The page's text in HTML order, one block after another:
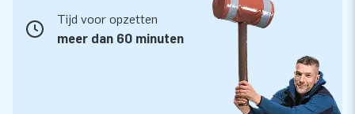
Tijd voor opzetten
meer dan 60 minuten